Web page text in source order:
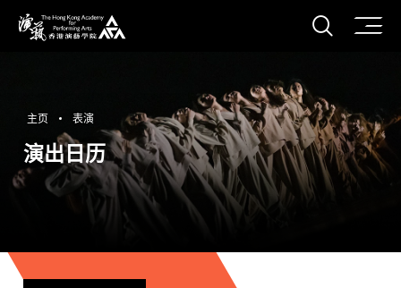
打开
主页 表演
演出日历